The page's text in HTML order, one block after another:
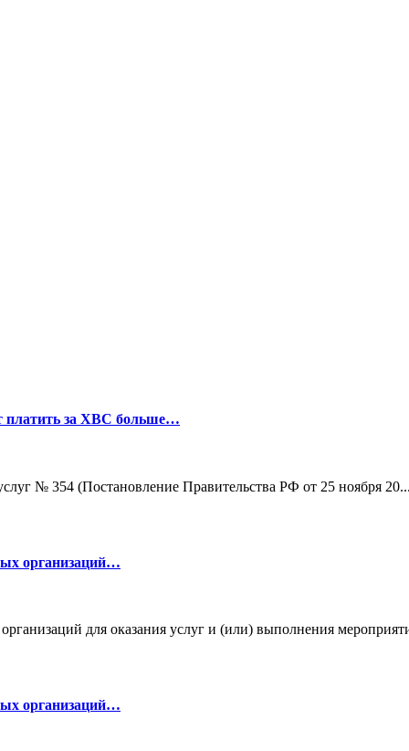
платить за ХВС больше…
№ 354 (Постановление Правительства РФ от 25 ноября 20...
организаций…
для оказания услуг и (или) выполнения
организаций…